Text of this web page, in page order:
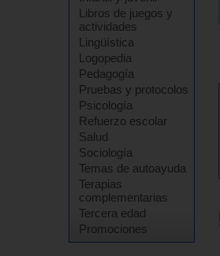
Libros de juegos y
actividades
Lingüística
Logopedia
Pedagogía
Pruebas y protocolos
Psicología
Refuerzo escolar
Salud
Sociología
Temas de autoayuda
Terapias
complementarias
Tercera edad
Promociones